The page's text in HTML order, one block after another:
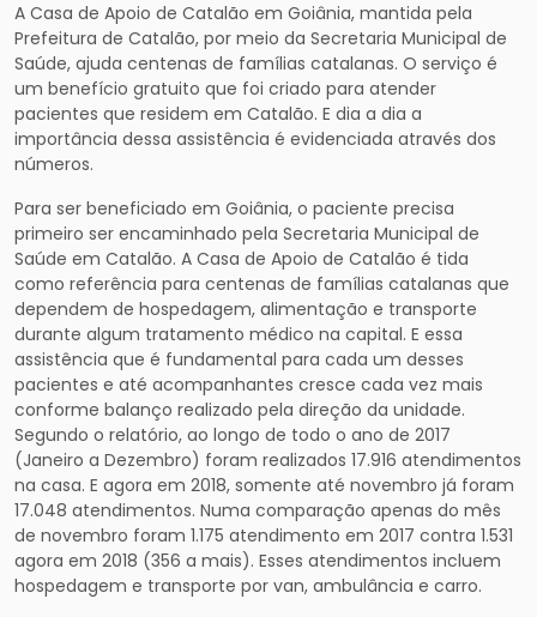
A Casa de Apoio de Catalão em Goiânia, mantida pela
Prefeitura de Catalão, por meio da Secretaria Municipal de
Saúde, ajuda centenas de famílias catalanas. O serviço é
um benefício gratuito que foi criado para atender
pacientes que residem em Catalão. E dia a dia a
importância dessa assistência é evidenciada através dos
números.
Para ser beneficiado em Goiânia, o paciente precisa
primeiro ser encaminhado pela Secretaria Municipal de
Saúde em Catalão. A Casa de Apoio de Catalão é tida
como referência para centenas de famílias catalanas que
dependem de hospedagem, alimentação e transporte
durante algum tratamento médico na capital. E essa
assistência que é fundamental para cada um desses
pacientes e até acompanhantes cresce cada vez mais
conforme balanço realizado pela direção da unidade.
Segundo o relatório, ao longo de todo o ano de 2017
(Janeiro a Dezembro) foram realizados 17.916 atendimentos
na casa. E agora em 2018, somente até novembro já foram
17.048 atendimentos. Numa comparação apenas do mês
de novembro foram 1.175 atendimento em 2017 contra 1.531
agora em 2018 (356 a mais). Esses atendimentos incluem
hospedagem e transporte por van, ambulância e carro.